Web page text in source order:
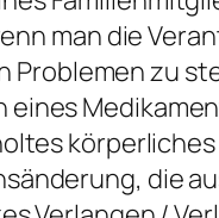
man die
Problemen zu
die